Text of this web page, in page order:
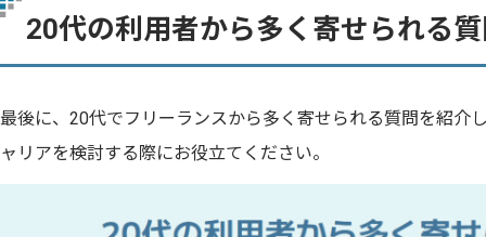
20代の利用者から多く寄せられる
最後に、20代でフリーランスから多く寄せられる質問を紹介
ャリアを検討する際にお役立てください。